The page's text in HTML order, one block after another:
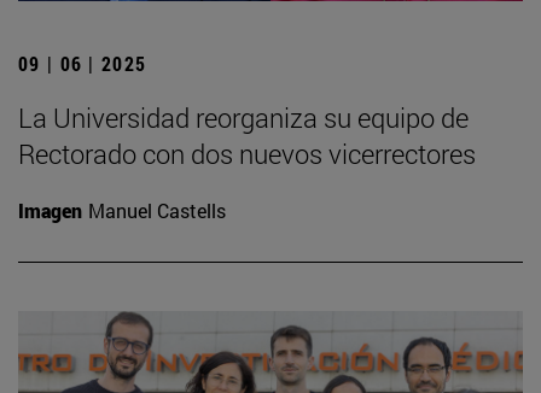
09 | 06 | 2025
La Universidad reorganiza su equipo de
Rectorado con dos nuevos vicerrectores
Imagen Manuel Castells